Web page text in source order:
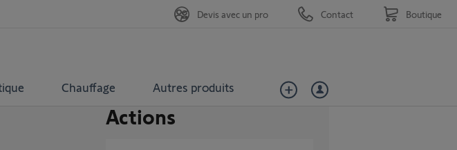
Chauffage Autres produits
Devis avec un pro Contact Boutique
Actions